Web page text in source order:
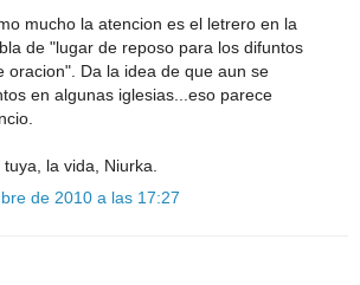
mucho la atencion es el letrero en la
de "lugar de reposo para los difuntos
oracion". Da la idea de que aun se
en algunas iglesias...eso parece
la vida, Niurka.
de 2010 a las 17:27